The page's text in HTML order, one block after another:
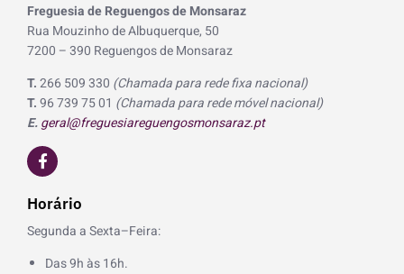
Freguesia de Reguengos de Monsaraz
Rua Mouzinho de Albuquerque, 50
7200 – 390 Reguengos de Monsaraz
T.266 509 330 (Chamada para rede fixa nacional)
T.96 739 75 01 (Chamada para rede móvel nacional)
E.geral@freguesiareguengosmonsaraz.pt
F
a
c
e
b
o
o
k
Horário
Segunda a Sexta–Feira:
Das 9h às 16h.